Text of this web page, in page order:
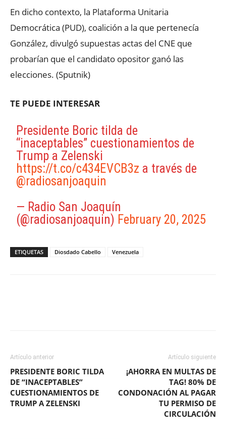
En dicho contexto, la Plataforma Unitaria
Democrática (PUD), coalición a la que pertenecía
González, divulgó supuestas actas del CNE que
probarían que el candidato opositor ganó las
elecciones. (Sputnik)
TE PUEDE INTERESAR
Presidente Boric tilda de
“inaceptables” cuestionamientos de
Trump a Zelenski
https://t.co/c434EVCB3z a través de
@radiosanjoaquin
— Radio San Joaquín
(@radiosanjoaquin) February 20, 2025
ETIQUETAS Diosdado Cabello Venezuela
Artículo anterior
PRESIDENTE BORIC TILDA
DE “INACEPTABLES”
CUESTIONAMIENTOS DE
TRUMP A ZELENSKI
Artículo siguiente
¡AHORRA EN MULTAS DE
TAG! 80% DE
CONDONACIÓN AL PAGAR
TU PERMISO DE
CIRCULACIÓN